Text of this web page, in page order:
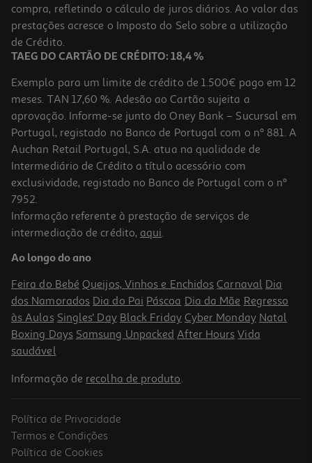
12.73 €/Lt
Price reduced from
6,79 €to
5,09 €
Promoção
-10%
Champô Luna Volume 300ml
14.4 €/un
14,40 €
Promoção
compra, refletindo o cálculo de juros diários. Ao valor das
prestações acresce o Imposto do Selo sobre a utilização
de Crédito.
TAEG DO CARTÃO DE CRÉDITO: 18,4 %
Exemplo para um limite de crédito de 1.500€ pago em 12
meses. TAN 17,60 %. Adesão ao Cartão sujeita a
aprovação. Informe-se junto do Oney Bank – Sucursal em
Portugal, registado no Banco de Portugal com o nº 881. A
Auchan Retail Portugal, S.A. atua na qualidade de
Intermediário de Crédito a título acessório com
exclusividade, registado no Banco de Portugal com o nº
7952.
Informação referente à prestação de serviços de
intermediação de crédito, aqui.
Ao longo do ano
Feira do Bebé Queijos, Vinhos e Enchidos Carnaval Dia
dos Namorados Dia do Pai Páscoa Dia da Mãe Regresso
às Aulas Singles' Day Black Friday Cyber Monday Natal
Boxing Days Samsung Unpacked After Hours Vida
saudável
Informação de recolha de produto.
Política de Privacidade
Termos e Condições
Política de Cookies